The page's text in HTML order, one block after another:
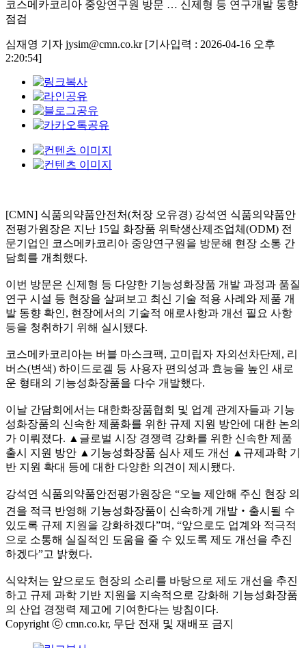
코스메카코리아 중앙연구원 방문 … 신제형 등 연구개발 동향
점검
심재영 기자 jysim@cmn.co.kr [기사입력 : 2026-04-16 오후
2:20:54]
[CMN] 식품의약품안전처(처장 오유경) 강석연 식품의약품안
전평가원장은 지난 15일 화장품 위탁생산제조업체(ODM) 전
문기업인 코스메카코리아 중앙연구원을 방문해 현장 소통 간
담회를 개최했다.
이번 방문은 신제형 등 다양한 기능성화장품 개발 과정과 품질
연구 시설 등 현장을 살펴보고 최신 기술 적용 사례와 제품 개
발 동향 확인, 현장에서의 기술적 애로사항과 개선 필요 사항
등을 청취하기 위해 실시됐다.
코스메카코리아는 버블 마스크팩, 고미립자 자외선차단제, 리
버스(변색) 하이드로겔 등 사용자 편의성과 효능을 높인 새로
운 형태의 기능성화장품을 다수 개발했다.
이날 간담회에서는 대한화장품협회 및 업계 관계자들과 기능
성화장품의 신속한 제품화를 위한 규제 지원 방안에 대한 논의
가 이뤄졌다. ▲글로벌 시장 경쟁력 강화를 위한 신속한 제품
출시 지원 방안 ▲기능성화장품 심사 제도 개선 ▲규제과학 기
반 지원 확대 등에 대한 다양한 의견이 제시됐다.
강석연 식품의약품안전평가원장은 “오늘 제안해 주신 현장 의
견을 적극 반영해 기능성화장품이 신속하게 개발‧출시될 수
있도록 규제 지원을 강화하겠다”며, “앞으로도 업계와 적극적
으로 소통해 실질적인 도움을 줄 수 있도록 제도 개선을 추진
하겠다”고 밝혔다.
식약처는 앞으로도 현장의 소리를 바탕으로 제도 개선을 추진
하고 규제 과학 기반 지원을 지속적으로 강화해 기능성화장품
의 산업 경쟁력 제고에 기여한다는 방침이다.
Copyright ⓒ cmn.co.kr, 무단 전재 및 재배포 금지